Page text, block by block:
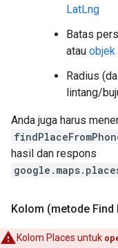
LatLng
Batas
atau objek
Radius
lintang/
Anda juga harus
hasil dan respons
Kolom (metode Find
Kolom Places untuk